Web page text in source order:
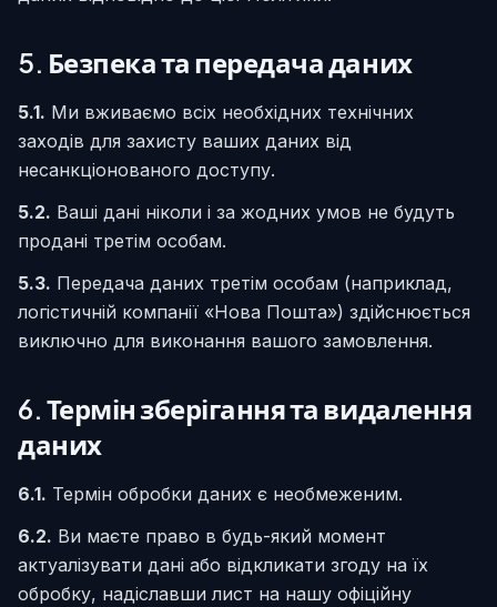
5. Безпека та передача даних
5.1. Ми вживаємо всіх необхідних технічних
заходів для захисту ваших даних від
несанкціонованого доступу.
5.2. Ваші дані ніколи і за жодних умов не будуть
продані третім особам.
5.3. Передача даних третім особам (наприклад,
логістичній компанії «Нова Пошта») здійснюється
виключно для виконання вашого замовлення.
6. Термін зберігання та видалення
даних
6.1. Термін обробки даних є необмеженим.
6.2. Ви маєте право в будь-який момент
актуалізувати дані або відкликати згоду на їх
обробку, надіславши лист на нашу офіційну